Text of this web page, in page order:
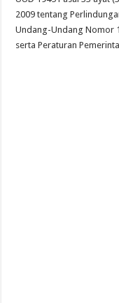
2009 tentang
Undang-Undang Nomor
serta Peraturan